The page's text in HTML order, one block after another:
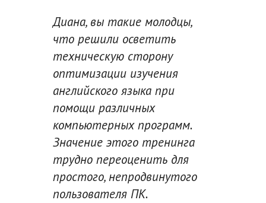
Диана, вы такие молодцы,
что решили осветить
техническую сторону
оптимизации изучения
английского языка при
помощи различных
компьютерных программ.
Значение этого тренинга
трудно переоценить для
простого, непродвинутого
пользователя ПК.